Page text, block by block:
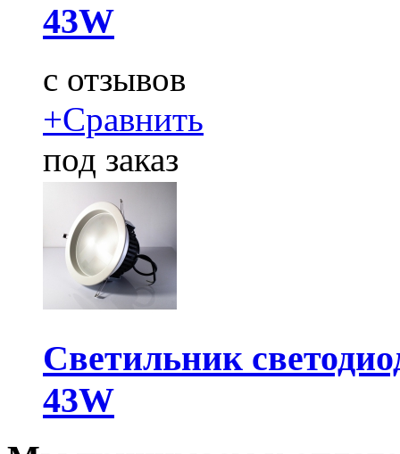
43W
c отзывов
+Сравнить
под заказ
Светильник
43W